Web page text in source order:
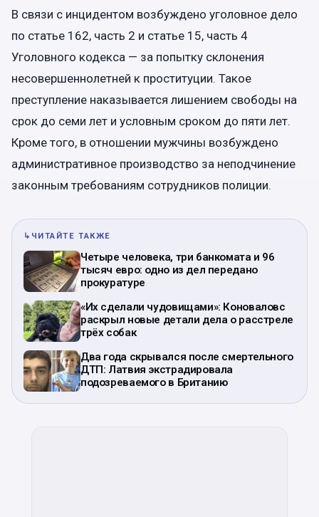
В связи с инцидентом возбуждено уголовное дело
по статье 162, часть 2 и статье 15, часть 4
Уголовного кодекса — за попытку склонения
несовершеннолетней к проституции. Такое
преступление наказывается лишением свободы на
срок до семи лет и условным сроком до пяти лет.
Кроме того, в отношении мужчины возбуждено
административное производство за неподчинение
законным требованиям сотрудников полиции.
↳ ЧИТАЙТЕ ТАКЖЕ
Четыре человека, три банкомата и 96
тысяч евро: одно из дел передано
прокуратуре
«Их сделали чудовищами»: Коноваловс
раскрыл новые детали дела о расстреле
трёх собак
Два года скрывался после смертельного
ДТП: Латвия экстрадировала
подозреваемого в Британию